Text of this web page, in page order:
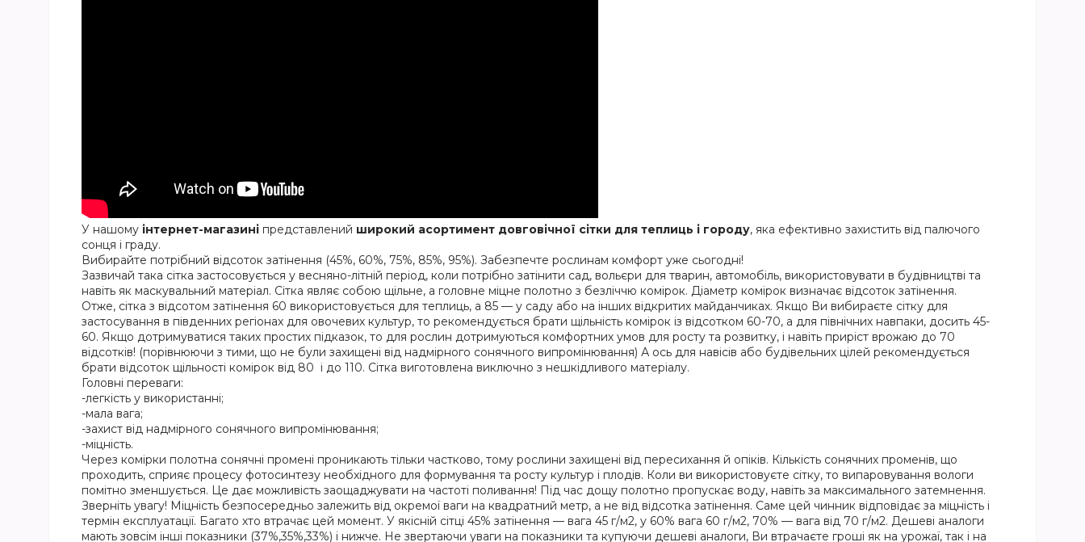
У нашому інтернет-магазині представлений широкий асортимент довговічної сітки для теплиць і городу, яка ефективно захистить від палючого
сонця і граду.
Вибирайте потрібний відсоток затінення (45%, 60%, 75%, 85%, 95%). Забезпечте рослинам комфорт уже сьогодні!
Зазвичай така сітка застосовується у весняно-літній період, коли потрібно затінити сад, вольєри для тварин, автомобіль, використовувати в будівництві та
навіть як маскувальний матеріал. Сітка являє собою щільне, а головне міцне полотно з безліччю комірок. Діаметр комірок визначає відсоток затінення.
Отже, сітка з відсотом затінення 60 використовується для теплиць, а 85 — у саду або на інших відкритих майданчиках. Якщо Ви вибираєте сітку для
застосування в південних регіонах для овочевих культур, то рекомендується брати щільність комірок із відсотком 60-70, а для північних навпаки, досить 45-
60. Якщо дотримуватися таких простих підказок, то для рослин дотримуються комфортних умов для росту та розвитку, і навіть приріст врожаю до 70
відсотків! (порівнюючи з тими, що не були захищені від надмірного сонячного випромінювання) А ось для навісів або будівельних цілей рекомендується
брати відсоток щільності комірок від 80 і до 110. Сітка виготовлена виключно з нешкідливого матеріалу.
Головні переваги:
-легкість у використанні;
-мала вага;
-захист від надмірного сонячного випромінювання;
-міцність.
Через комірки полотна сонячні промені проникають тільки частково, тому рослини захищені від пересихання й опіків. Кількість сонячних променів, що
проходить, сприяє процесу фотосинтезу необхідного для формування та росту культур і плодів. Коли ви використовуєте сітку, то випаровування вологи
помітно зменшується. Це дає можливість заощаджувати на частоті поливання! Під час дощу полотно пропускає воду, навіть за максимального затемнення.
Зверніть увагу! Міцність безпосередньо залежить від окремої ваги на квадратний метр, а не від відсотка затінення. Саме цей чинник відповідає за міцність і
термін експлуатації. Багато хто втрачає цей момент. У якісній сітці 45% затінення — вага 45 г/м2, у 60% вага 60 г/м2, 70% — вага від 70 г/м2. Дешеві аналоги
мають зовсім інші показники (37%,35%,33%) і нижче. Не звертаючи уваги на показники та купуючи дешеві аналоги, Ви втрачаєте гроші як на урожаї, так і на